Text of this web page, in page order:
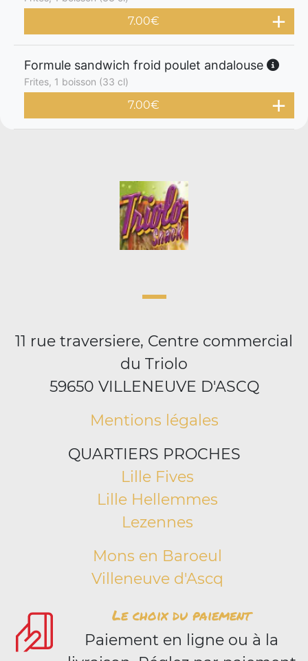
7.00€
Formule sandwich froid poulet andalouse
Frites, 1 boisson (33 cl)
7.00€
11 rue traversiere, Centre commercial
du Triolo
59650 VILLENEUVE D'ASCQ
Mentions légales
QUARTIERS PROCHES
Lille Fives
Lille Hellemmes
Lezennes
Mons en Baroeul
Villeneuve d'Ascq
Le choix du paiement
Paiement en ligne ou à la